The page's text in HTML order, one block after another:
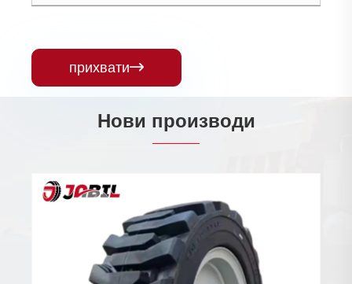
прихвати
Нови производи